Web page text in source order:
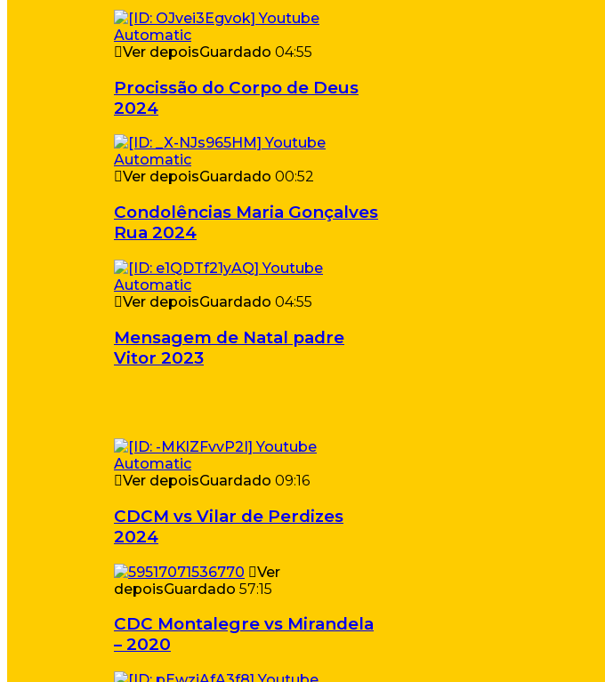
Ver depoisGuardado 04:55
Procissão do Corpo de Deus
2024
Ver depoisGuardado 00:52
Condolências Maria Gonçalves
Rua 2024
Ver depoisGuardado 04:55
Mensagem de Natal padre
Vitor 2023
Ver depoisGuardado 09:16
CDCM vs Vilar de Perdizes
2024
Ver
depoisGuardado 57:15
CDC Montalegre vs Mirandela
– 2020